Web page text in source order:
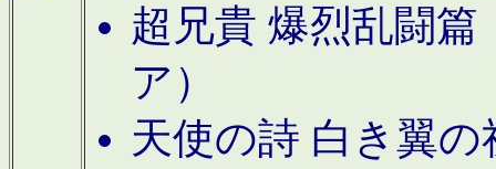
超兄貴 爆烈乱闘篇
ア）
天使の詩 白き翼